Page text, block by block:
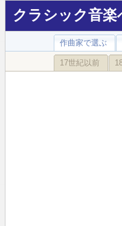
クラシック音
作曲家で選ぶ
17世紀以前